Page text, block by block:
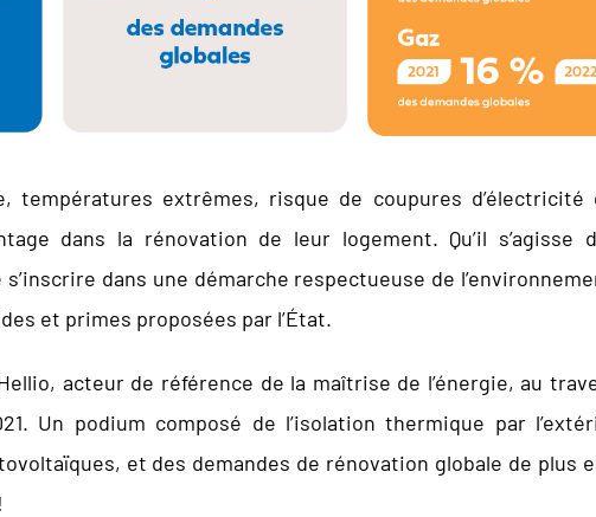
températures extrêmes, risque de coupures
dans la rénovation de leur logement. Qu’il
s’inscrire dans une démarche respectueuse de
et primes proposées par l’État.
acteur de référence de la maîtrise de l’énergie, au
Un podium composé de l’isolation thermique par
et des demandes de rénovation globale de